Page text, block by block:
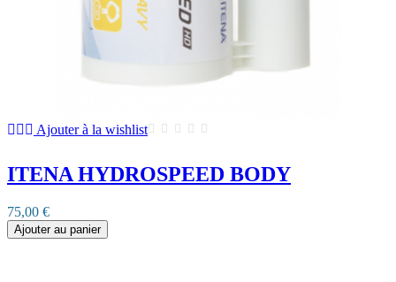
Ajouter à la wishlist
ITENA HYDROSPEED BODY
75,00 €
Ajouter au panier